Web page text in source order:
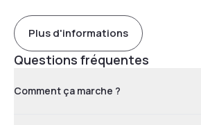
Plus d'informations
Questions fréquentes
Comment ça marche ?